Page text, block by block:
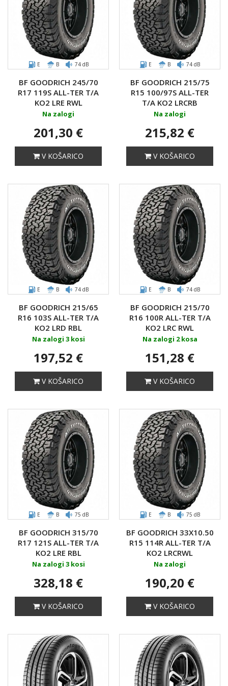
E B 74 dB
BF GOODRICH 245/70
R17 119S ALL-TER T/A
KO2 LRE RWL
Na zalogi
201,30 €
V KOŠARICO
E B 74 dB
BF GOODRICH 215/75
R15 100/97S ALL-TER
T/A KO2 LRCRB
Na zalogi
215,82 €
V KOŠARICO
E B 74 dB
BF GOODRICH 215/65
R16 103S ALL-TER T/A
KO2 LRD RBL
Na zalogi 3 kosi
197,52 €
V KOŠARICO
E B 74 dB
BF GOODRICH 215/70
R16 100R ALL-TER T/A
KO2 LRC RWL
Na zalogi 2 kosa
151,28 €
V KOŠARICO
E B 75 dB
BF GOODRICH 315/70
R17 121S ALL-TER T/A
KO2 LRE RBL
Na zalogi 3 kosi
328,18 €
V KOŠARICO
E B 75 dB
BF GOODRICH 33X10.50
R15 114R ALL-TER T/A
KO2 LRCRWL
Na zalogi
190,20 €
V KOŠARICO